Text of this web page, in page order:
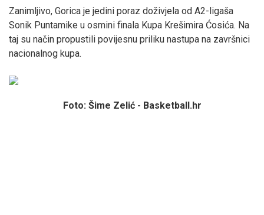
Zanimljivo, Gorica je jedini poraz doživjela od A2-ligaša
Sonik Puntamike u osmini finala Kupa Krešimira Ćosića. Na
taj su način propustili povijesnu priliku nastupa na završnici
nacionalnog kupa.
Foto: Šime Zelić - Basketball.hr